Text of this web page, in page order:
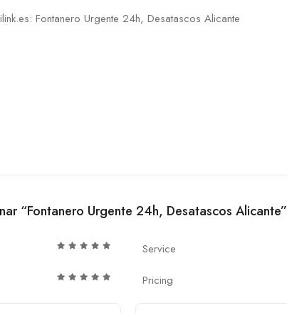
Fontanero Urgente 24h, Desatascos Alicante
“Fontanero Urgente 24h, Desatascos Alicante”
Service
Pricing